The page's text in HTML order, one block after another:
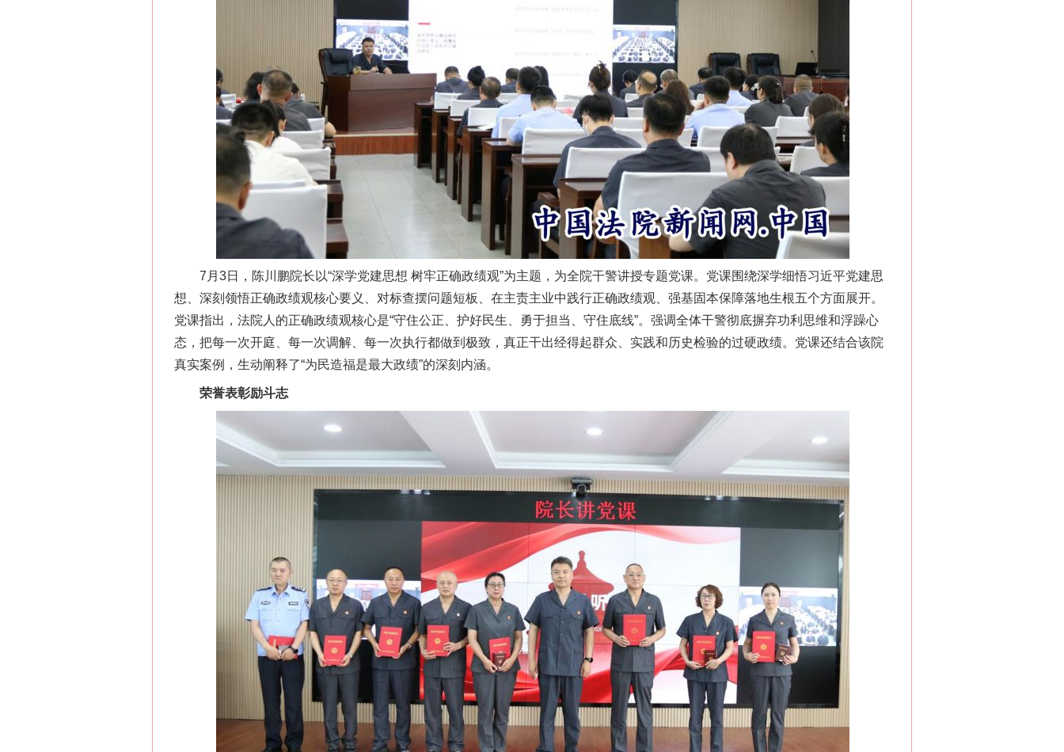
7月3日，陈川鹏院长以“深学党建思想 树牢正确政绩观”为主题，为全院干警讲授专题党课。党课围绕深学细悟习近平党建思
想、深刻领悟正确政绩观核心要义、对标查摆问题短板、在主责主业中践行正确政绩观、强基固本保障落地生根五个方面展开。
党课指出，法院人的正确政绩观核心是“守住公正、护好民生、勇于担当、守住底线”。强调全体干警彻底摒弃功利思维和浮躁心
态，把每一次开庭、每一次调解、每一次执行都做到极致，真正干出经得起群众、实践和历史检验的过硬政绩。党课还结合该院
真实案例，生动阐释了“为民造福是最大政绩”的深刻内涵。
荣誉表彰励斗志